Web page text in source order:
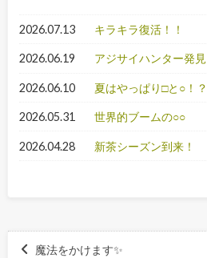
2026.07.13 キラキラ復活！！
2026.06.19 アジサイハンター発見
2026.06.10 夏はやっぱり□と○！？
2026.05.31 世界的ブームの○○
2026.04.28 新茶シーズン到来！
魔法をかけます✨